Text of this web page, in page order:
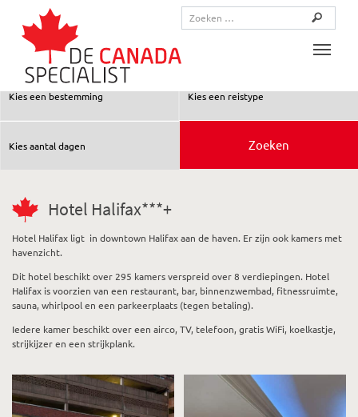
Hotel Halifax***+
Hotel Halifax ligt in downtown Halifax aan de haven. Er zijn ook kamers met
havenzicht.
Dit hotel beschikt over 295 kamers verspreid over 8 verdiepingen. Hotel
Halifax is voorzien van een restaurant, bar, binnenzwembad, fitnessruimte,
sauna, whirlpool en een parkeerplaats (tegen betaling).
Iedere kamer beschikt over een airco, TV, telefoon, gratis WiFi, koelkastje,
strijkijzer en een strijkplank.